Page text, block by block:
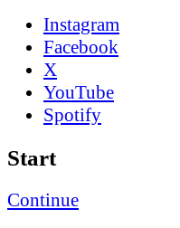
Instagram
Facebook
X
YouTube
Spotify
Start
Continue